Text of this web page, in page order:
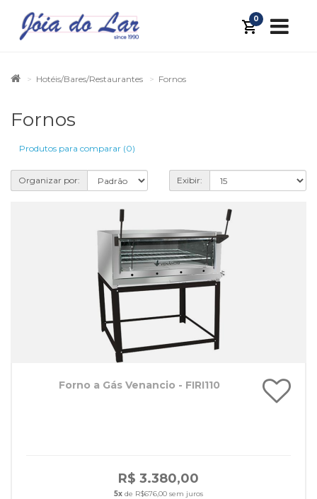
0
Hotéis/Bares/Restaurantes Fornos
Fornos
Produtos para comparar (0)
Organizar por: Exibir:
Forno a Gás Venancio - FIRI110
R$ 3.380,00
5x de R$676,00 sem juros